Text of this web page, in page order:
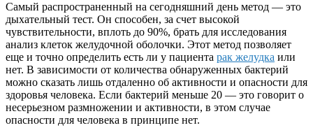
Самый распространенный на сегодняшний день метод — это
дыхательный тест. Он способен, за счет высокой
чувствительности, вплоть до 90%, брать для исследования
анализ клеток желудочной оболочки. Этот метод позволяет
еще и точно определить есть ли у пациента рак желудка или
нет. В зависимости от количества обнаруженных бактерий
можно сказать лишь отдаленно об активности и опасности для
здоровья человека. Если бактерий меньше 20 — это говорит о
несерьезном размножении и активности, в этом случае
опасности для человека в принципе нет.